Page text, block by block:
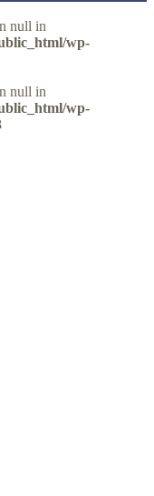
null in
wp-
null in
wp-